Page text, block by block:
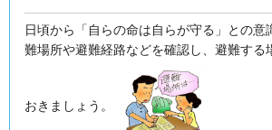
日頃から「自らの命は自らが守る」との意
難場所や避難経路などを確認し、避難する
おきましょう。